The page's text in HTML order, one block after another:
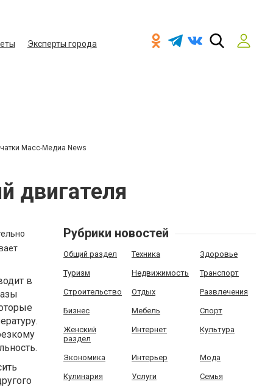
Эксперты города
Масс-Медиа News
двигателя
в
Рубрики новостей
Общий раздел Техника Здоровье
Туризм Недвижимость Транспорт
Строительство Отдых Развлечения
Бизнес Мебель Спорт
Женский
раздел
Интернет Культура
Экономика Интерьер Мода
Кулинария Услуги Семья